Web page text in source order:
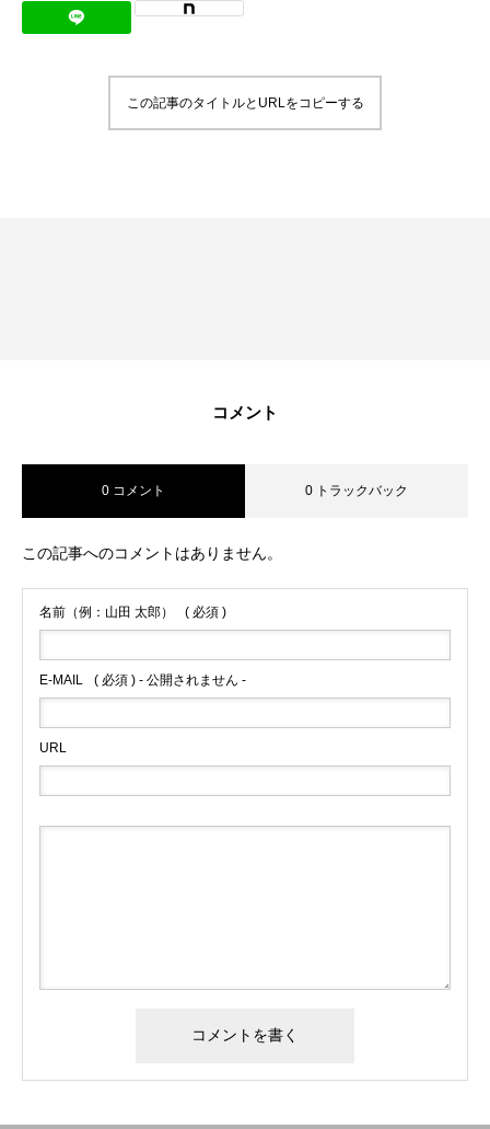
インタビュー
個人情報保護方針
お問合せ
この記事のタイトルとURLをコピーする
コメント
0 コメント 0 トラックバック
この記事へのコメントはありません。
名前（例：山田 太郎） ( 必須 )
E-MAIL ( 必須 ) - 公開されません -
URL